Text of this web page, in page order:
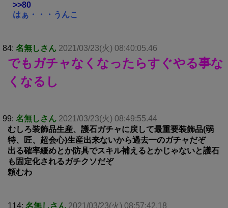
>>80
はぁ・・・うんこ
84: 名無しさん 2021/03/23(火) 08:40:05.46
でもガチャなくなったらすぐやる事な
くなるし
99: 名無しさん 2021/03/23(火) 08:49:55.44
むしろ装飾品生産、護石ガチャに戻して最重要装飾品(弱
特、匠、超会心)生産出来ないから過去一のガチャだぞ
出る確率緩めとか防具でスキル補えるとかじゃないと護石
も固定化されるガチクソだぞ
頼むわ
114: 名無しさん 2021/03/23(火) 08:57:42.18